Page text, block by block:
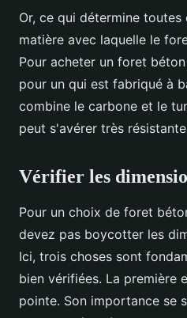
Or, ce qui détermine
matière avec laquelle le
Pour acheter un foret
pour un qui est fabriqué à
combine le carbone et le
peut s'avérer très
Vérifier les
Pour un choix de foret
devez pas boycotter les
Ici, trois choses sont
bien vérifiées. La première
pointe. Son importance se